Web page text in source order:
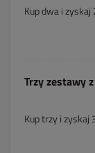
Kup dwa i zyskaj
Trzy zestawy
Kup trzy i zyskaj